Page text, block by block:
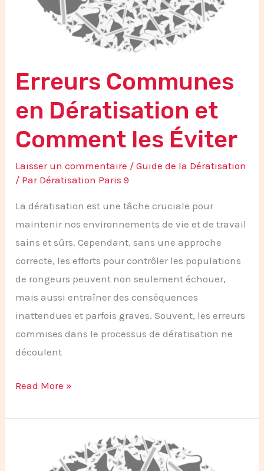
Erreurs Communes
en Dératisation et
Comment les Éviter
Laisser un commentaire /Guide de la Dératisation
/ Par Dératisation Paris 9
La dératisation est une tâche cruciale pour
maintenir nos environnements de vie et de travail
sains et sûrs. Cependant, sans une approche
correcte, les efforts pour contrôler les populations
de rongeurs peuvent non seulement échouer,
mais aussi entraîner des conséquences
inattendues et parfois graves. Souvent, les erreurs
commises dans le processus de dératisation ne
découlent
Read More »
Pratiques